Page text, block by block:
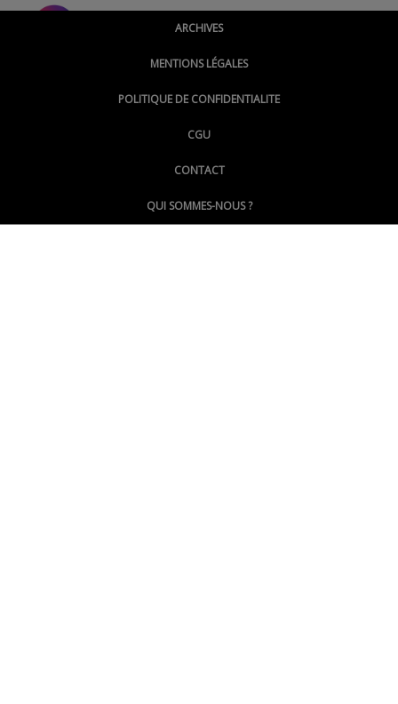
@montpellierpoinginfo
@LePoingMontpellier
ARCHIVES
MENTIONS LÉGALES
POLITIQUE DE CONFIDENTIALITE
CGU
CONTACT
QUI SOMMES-NOUS ?